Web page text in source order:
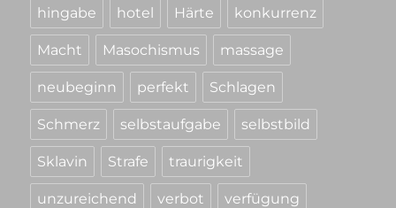
hingabe hotel Härte konkurrenz
Macht Masochismus massage
neubeginn perfekt Schlagen
Schmerz selbstaufgabe selbstbild
Sklavin Strafe traurigkeit
unzureichend verbot verfügung